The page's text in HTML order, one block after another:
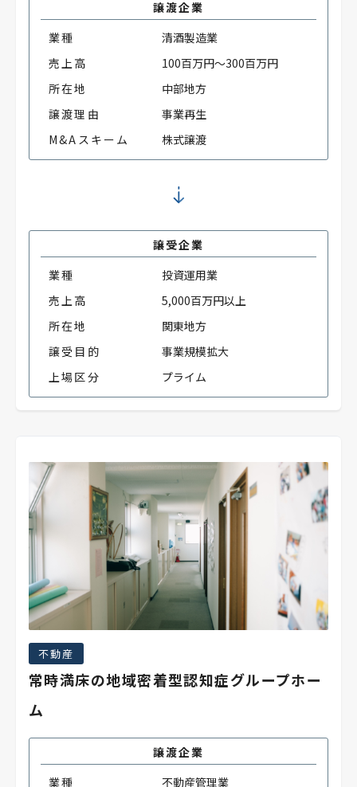
譲渡企業
業種
清酒製造業
売上高
100百万円～300百万円
所在地
中部地方
譲渡理由
事業再生
M&Aスキーム
株式譲渡
譲受企業
業種
投資運用業
売上高
5,000百万円以上
所在地
関東地方
譲受目的
事業規模拡大
上場区分
プライム
不動産
常時満床の地域密着型認知症グループホー
ム
譲渡企業
業種
不動産管理業